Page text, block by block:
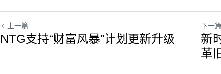
上一篇
NTG支持“财富风暴”计划更新升级
下一篇
新
革